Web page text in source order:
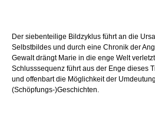
Der siebenteilige Bildzyklus führt an die
Selbstbildes und durch eine Chronik der
Gewalt drängt Marie in die enge Welt
Schlusssequenz führt aus der Enge dieses
und offenbart die Möglichkeit der
(Schöpfungs-)Geschichten.